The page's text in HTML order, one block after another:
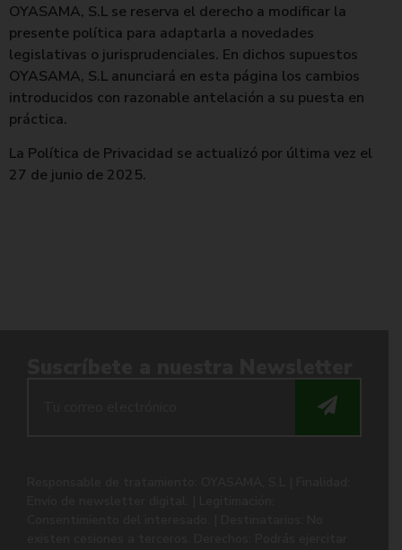
OYASAMA, S.L se reserva el derecho a modificar la
presente política para adaptarla a novedades
legislativas o jurisprudenciales. En dichos supuestos
OYASAMA, S.L anunciará en esta página los cambios
introducidos con razonable antelación a su puesta en
práctica.
La Política de Privacidad se actualizó por última vez el
27 de junio de 2025.